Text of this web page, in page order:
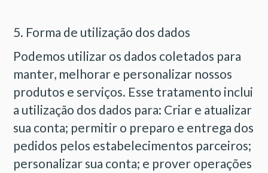
5. Forma de utilização dos dados
Podemos utilizar os dados coletados para
manter, melhorar e personalizar nossos
produtos e serviços. Esse tratamento inclui
a utilização dos dados para: Criar e atualizar
sua conta; permitir o preparo e entrega dos
pedidos pelos estabelecimentos parceiros;
personalizar sua conta; e prover operações